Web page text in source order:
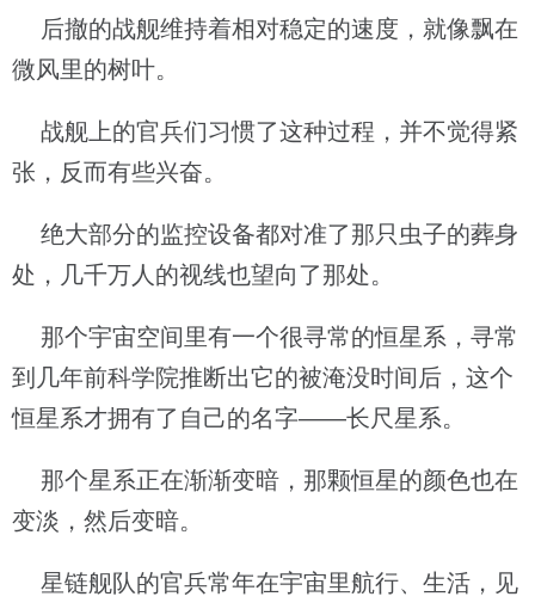
后撤的战舰维持着相对稳定的速度，就像飘在
微风里的树叶。
战舰上的官兵们习惯了这种过程，并不觉得紧
张，反而有些兴奋。
绝大部分的监控设备都对准了那只虫子的葬身
处，几千万人的视线也望向了那处。
那个宇宙空间里有一个很寻常的恒星系，寻常
到几年前科学院推断出它的被淹没时间后，这个
恒星系才拥有了自己的名字——长尺星系。
那个星系正在渐渐变暗，那颗恒星的颜色也在
变淡，然后变暗。
星链舰队的官兵常年在宇宙里航行、生活，见